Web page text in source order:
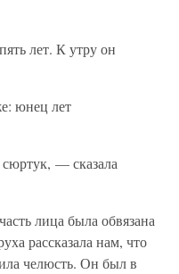
лет. К утру он
юнец лет
— сказала
лица была обвязана
рассказала нам, что
челюсть. Он был в